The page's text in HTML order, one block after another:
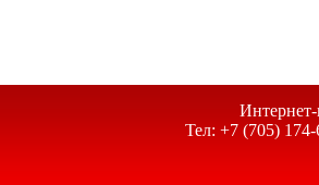
Тел: +7 (705)